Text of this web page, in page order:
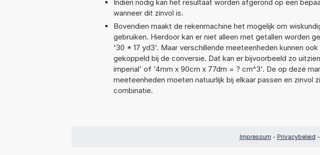
Indien nodig kan het resultaat worden afgerond op een
wanneer dit zinvol is.
Bovendien maakt de rekenmachine het mogelijk om
gebruiken. Hierdoor kan er niet alleen met getallen worden
'30 * 17 yd3'. Maar verschillende meeteenheden kunnen
gekoppeld bij de conversie. Dat kan er bijvoorbeeld zo
imperial' of '4mm x 90cm x 77dm = ? cm^3'. De op deze
meeteenheden moeten natuurlijk bij elkaar passen en zinvol
combinatie.
Impressum - Privacybeleid